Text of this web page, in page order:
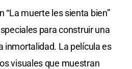
“La muerte les sienta bien”
para construir una
inmortalidad. La película es
visuales que muestran